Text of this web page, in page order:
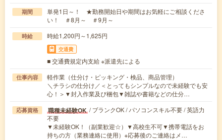
期間
単発1日～！ ★勤務開始日や期間はお気軽にご相談くださ
い！ ＃8月～ ＃9月～
時給 時給1,200円～1,625円
交通費
■ 交通費規定内支給 ※派遣先による
仕事内容
軽作業（仕分け・ピッキング・検品、商品管理）
＼チラシの仕分け／＜とってもシンプルなので未経験でも安
心！＞▼封入作業及び梱包▼雑誌や書籍などの仕分…
応募資格 職種未経験OK / ブランクOK / パソコンスキル不要 / 英語力
不要
▼未経験OK！（副業歓迎☆）▼高校生不可▼携帯電話をお
持ちの方（業務連絡に使用）※応募後のご連絡はメ…